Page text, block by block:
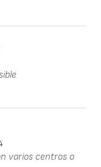
varios centros o